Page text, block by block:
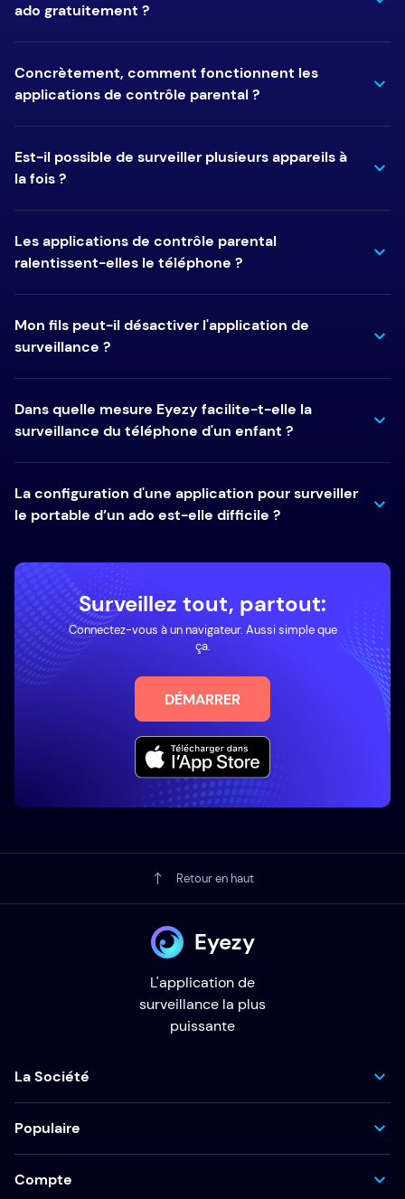
ado gratuitement ?
Concrètement, comment fonctionnent les
applications de contrôle parental ?
Est-il possible de surveiller plusieurs appareils à
la fois ?
Les applications de contrôle parental
ralentissent-elles le téléphone ?
Mon fils peut-il désactiver l'application de
surveillance ?
Dans quelle mesure Eyezy facilite-t-elle la
surveillance du téléphone d'un enfant ?
La configuration d'une application pour surveiller
le portable d’un ado est-elle difficile ?
Surveillez tout, partout:
Connectez-vous à un navigateur. Aussi simple que
ça.
DÉMARRER
Retour en haut
Eyezy
L'application de
surveillance la plus
puissante
La Société
Populaire
Compte